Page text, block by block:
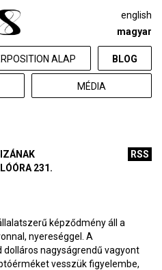
ALAP BLOG
MÉDIA
english
magyar
RSS
231.
képződmény áll a
nyereséggel. A
dolláros nagyságrendű vagyont
vesszük figyelembe,